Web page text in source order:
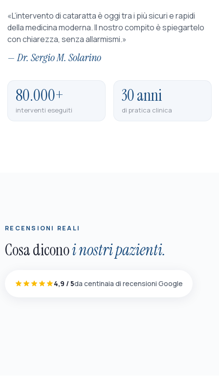
«L’intervento di cataratta è oggi tra i più sicuri e rapidi
della medicina moderna. Il nostro compito è spiegartelo
con chiarezza, senza allarmismi.»
— Dr. Sergio M. Solarino
80.000+
interventi eseguiti
30 anni
di pratica clinica
RECENSIONI REALI
Cosa diconoi nostri pazienti.
4,9 / 5da centinaia di recensioni Google